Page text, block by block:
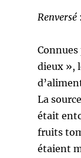
Renversé
dieux »,
La
était
fruits
étaient